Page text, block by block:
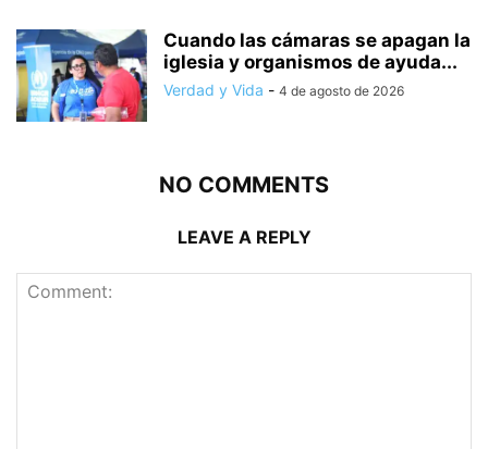
Cuando las cámaras se apagan la
iglesia y organismos de ayuda...
Verdad y Vida - 4 de agosto de 2026
NO COMMENTS
LEAVE A REPLY